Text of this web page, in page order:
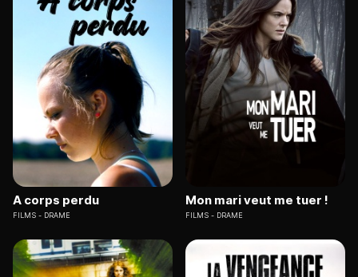
A corps perdu
FILMS DRAME
Mon mari veut me tuer !
FILMS DRAME